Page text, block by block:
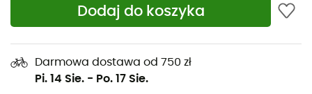
Dodaj do koszyka
Darmowa dostawa od 750 zł
Pi. 14 Sie. - Po. 17 Sie.
rodzajów ćwiczeń
odporny na pęknięcia
Opór wykładniczy dla ciągłego wysiłku w całym